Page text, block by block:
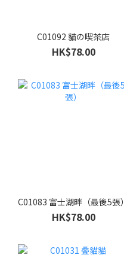
C01092 貓の喫茶店
HK$78.00
C01083 富士湖畔（最後5張）
HK$78.00